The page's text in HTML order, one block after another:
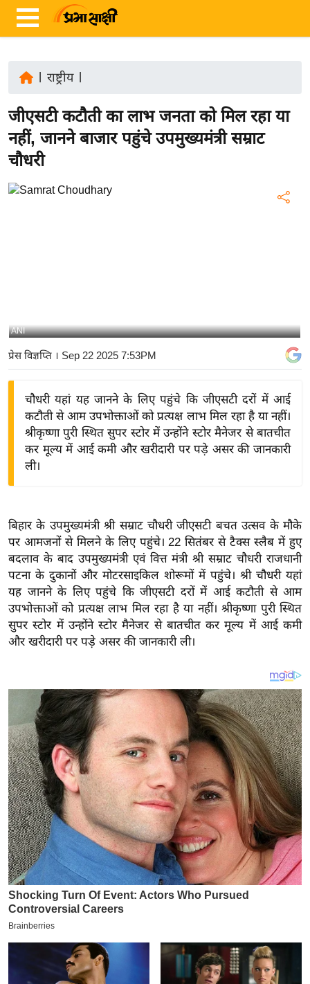
ज़ा
ख
र
रा
य
बि
ज़
द्यो
वि
शे
ष
ज्ञ
रा
य
ब
ल
क्रि
के
ट
I
P
L
2
0
2
6
क्रा
इ
राष्ट्रीय|
जीएसटी कटौती का लाभ जनता को मिल रहा या
नहीं, जानने बाजार पहुंचे उपमुख्यमंत्री सम्राट
चौधरी
ANI
प्रेस विज्ञप्ति । Sep 22 2025 7:53PM
चौधरी यहां यह जानने के लिए पहुंचे कि जीएसटी दरों में आई
कटौती से आम उपभोक्ताओं को प्रत्यक्ष लाभ मिल रहा है या नहीं।
श्रीकृष्णा पुरी स्थित सुपर स्टोर में उन्होंने स्टोर मैनेजर से बातचीत
कर मूल्य में आई कमी और खरीदारी पर पड़े असर की जानकारी
ली।
बिहार के उपमुख्यमंत्री श्री सम्राट चौधरी जीएसटी बचत उत्सव के मौके
पर आमजनों से मिलने के लिए पहुंचे। 22 सितंबर से टैक्स स्लैब में हुए
बदलाव के बाद उपमुख्यमंत्री एवं वित्त मंत्री श्री सम्राट चौधरी राजधानी
पटना के दुकानों और मोटरसाइकिल शोरूमों में पहुंचे। श्री चौधरी यहां
यह जानने के लिए पहुंचे कि जीएसटी दरों में आई कटौती से आम
उपभोक्ताओं को प्रत्यक्ष लाभ मिल रहा है या नहीं। श्रीकृष्णा पुरी स्थित
सुपर स्टोर में उन्होंने स्टोर मैनेजर से बातचीत कर मूल्य में आई कमी
और खरीदारी पर पड़े असर की जानकारी ली।